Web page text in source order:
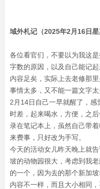
域外札记（2025年2月16日星
各位看官们，不要以为我这
字数的原因，以及自己能记
内容足矣，实际上去老修那
事情太多，又不能一篇文字太
2月14日自己一早就醒了，
时差，起来喝水，方便，之
录在笔记本上，虽然自己带
来费事，只好改为手写。
今天的活动女儿昨天晚上就
坡的动物园很大，考虑到我
的一个，因为去的那个新加
内容不一样，而且大小相同